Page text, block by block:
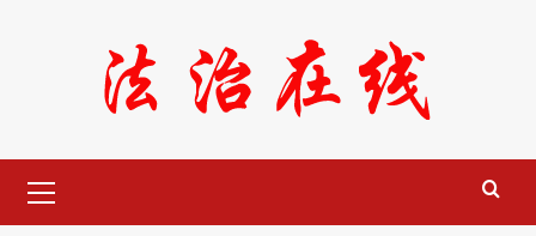
Menu